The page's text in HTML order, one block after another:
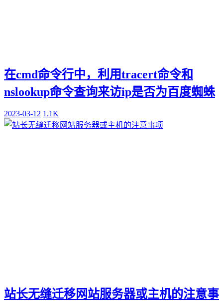
在cmd命令行中，利用tracert命令和
nslookup命令查询来访ip是否为百度蜘蛛
2023-03-12 1.1K
站长无缝迁移网站服务器或主机的注意事